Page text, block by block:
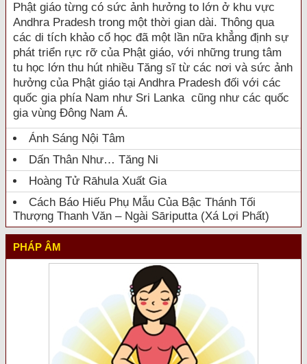
Phật giáo từng có sức ảnh hưởng to lớn ở khu vực
Andhra Pradesh trong một thời gian dài. Thông qua
các di tích khảo cổ học đã một lần nữa khẳng định sự
phát triển rực rỡ của Phật giáo, với những trung tâm
tu học lớn thu hút nhiều Tăng sĩ từ các nơi và sức ảnh
hưởng của Phật giáo tại Andhra Pradesh đối với các
quốc gia phía Nam như Sri Lanka cũng như các quốc
gia vùng Đông Nam Á.
Ánh Sáng Nội Tâm
Dấn Thân Như… Tăng Ni
Hoàng Tử Rāhula Xuất Gia
Cách Báo Hiếu Phụ Mẫu Của Bậc Thánh Tối
Thượng Thanh Văn – Ngài Sāriputta (Xá Lợi Phất)
PHÁP ÂM